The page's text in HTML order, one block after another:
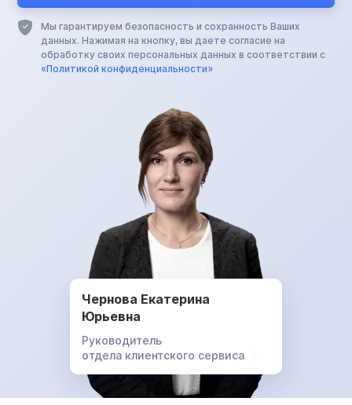
Мы гарантируем безопасность и сохранность Ваших
данных. Нажимая на кнопку, вы даете согласие на
обработку своих персональных данных в соответствии с
«Политикой конфиденциальности»
Чернова Екатерина
Юрьевна
Руководитель
отдела клиентского сервиса